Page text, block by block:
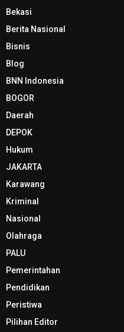
Bekasi
Berita Nasional
Bisnis
Blog
BNN Indonesia
BOGOR
Daerah
DEPOK
Hukum
JAKARTA
Karawang
Kriminal
Nasional
Olahraga
PALU
Pemerintahan
Pendidikan
Peristiwa
Pilihan Editor